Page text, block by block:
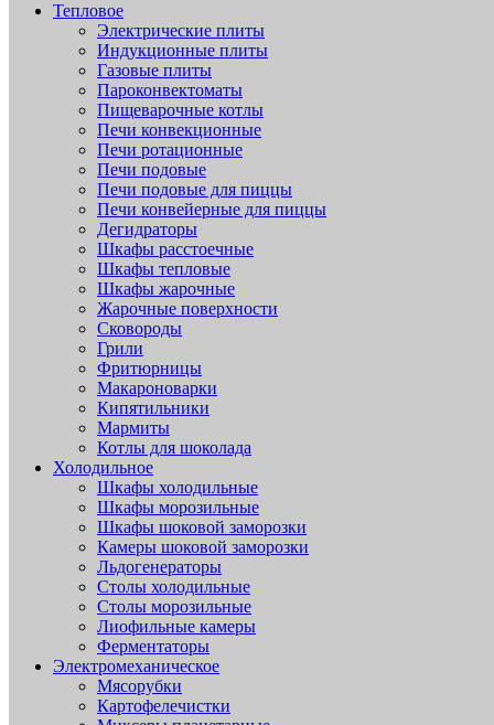
Тепловое
Электрические плиты
Индукционные плиты
Газовые плиты
Пароконвектоматы
Пищеварочные котлы
Печи конвекционные
Печи ротационные
Печи подовые
Печи подовые для пиццы
Печи конвейерные для пиццы
Дегидраторы
Шкафы расстоечные
Шкафы тепловые
Шкафы жарочные
Жарочные поверхности
Сковороды
Грили
Фритюрницы
Макароноварки
Кипятильники
Мармиты
Котлы для шоколада
Холодильное
Шкафы холодильные
Шкафы морозильные
Шкафы шоковой заморозки
Камеры шоковой заморозки
Льдогенераторы
Столы холодильные
Столы морозильные
Лиофильные камеры
Ферментаторы
Электромеханическое
Мясорубки
Картофелечистки